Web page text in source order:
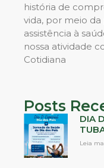
história de
vida, por meio da
assistência à
nossa atividade
Cotidiana
Posts
DIA
Leia